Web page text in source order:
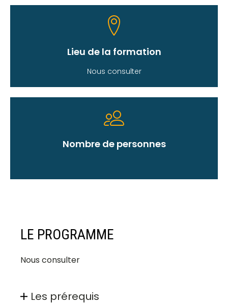
Lieu de la formation
Nous consulter
Nombre de personnes
LE PROGRAMME
Nous consulter
Les prérequis